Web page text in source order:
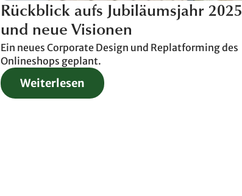
Rückblick aufs Jubiläumsjahr 2025
und neue Visionen
Ein neues Corporate Design und Replatforming des
Onlineshops geplant.
Weiterlesen